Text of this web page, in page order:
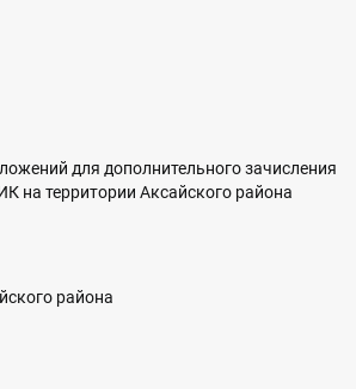
для дополнительного зачисления
на территории Аксайского района
района